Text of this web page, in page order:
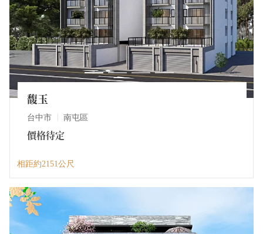
馥玉
台中市 南屯區
價格待定
相距約2151公尺